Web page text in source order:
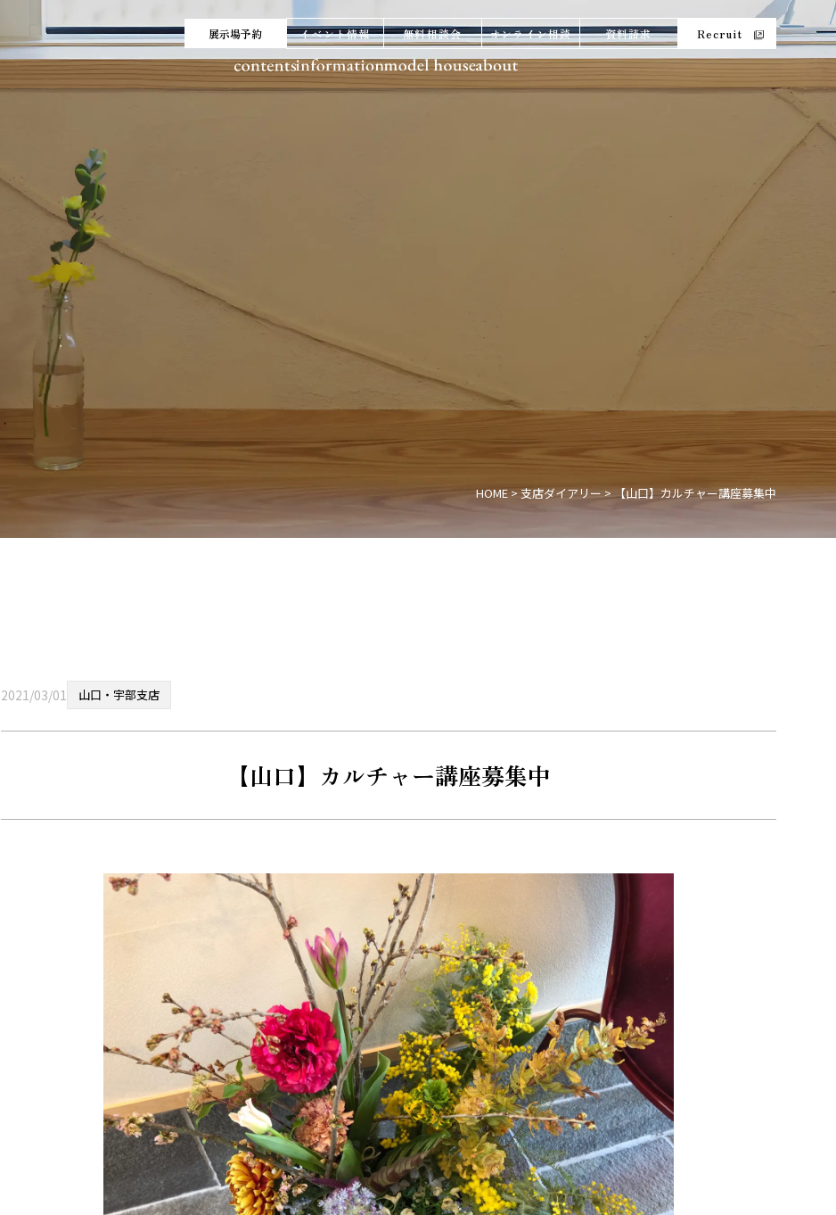
展示場予約 イベント情報 無料相談会 オンライン相談 資料請求 Recruit
HOME>支店ダイアリー>【山口】カルチャー講座募集中
2021/03/01 山口・宇部支店
【山口】カルチャー講座募集中